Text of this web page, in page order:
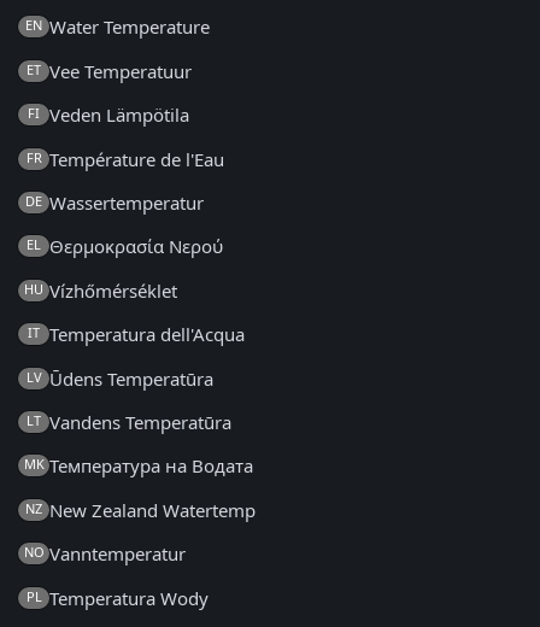
EN Water Temperature
ET Vee Temperatuur
FI Veden Lämpötila
FR Température de l'Eau
DE Wassertemperatur
EL Θερμοκρασία Νερού
HU Vízhőmérséklet
IT Temperatura dell'Acqua
LV Ūdens Temperatūra
LT Vandens Temperatūra
MK Температура на Водата
NZ New Zealand Watertemp
NO Vanntemperatur
PL Temperatura Wody